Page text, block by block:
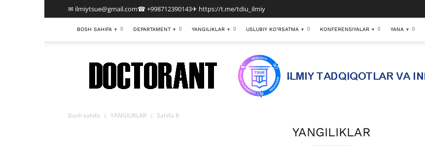
✉ ilmiytsue@gmail.com☎ +998712390143✈ https://t.me/tdiu_ilmiy
BOSH SAHIFA ▾ DEPARTAMENT ▾ YANGILIKLAR ▾ USLUBIY KO’RSATMA ▾ KONFERENSIYALAR ▾ YANA ▾
Bosh sahifa YANGILIKLAR Sahifa 8
YANGILIKLAR